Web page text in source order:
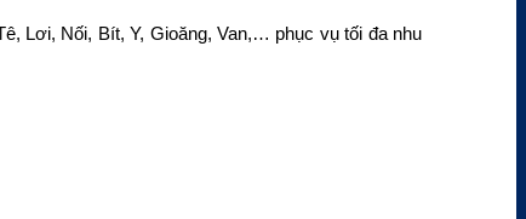
Lơi, Nối, Bít, Y, Gioăng, Van,… phục vụ tối đa nhu